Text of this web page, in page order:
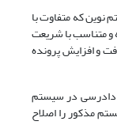
نوین که متفاوت با
متناسب با شریعت
و افزایش پرونده
دادرسی در سیستم
مذکور را اصلاح